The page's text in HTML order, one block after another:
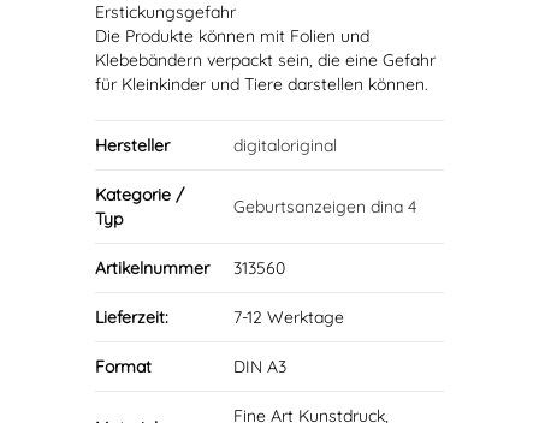
Erstickungsgefahr
Die Produkte können mit Folien und
Klebebändern verpackt sein, die eine Gefahr
für Kleinkinder und Tiere darstellen können.
Hersteller digitaloriginal
Kategorie /
Typ
Geburtsanzeigen dina 4
Artikelnummer 313560
Lieferzeit: 7-12 Werktage
Format DIN A3
Fine Art Kunstdruck,